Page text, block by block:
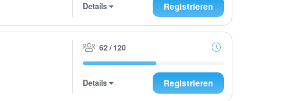
Details Registrieren
62 / 120
Details Registrieren